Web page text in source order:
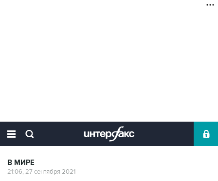
В МИРЕ
21:06, 27 сентября 2021